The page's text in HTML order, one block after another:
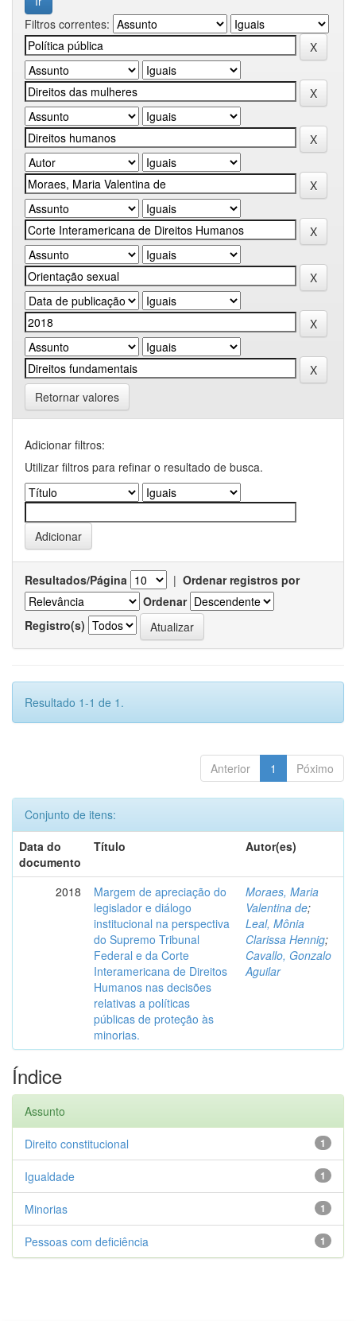
Filtros correntes:
Retornar valores
Adicionar filtros:
Utilizar filtros para refinar o resultado de busca.
Resultados/Página | Ordenar registros por
Ordenar
Registro(s)
Resultado 1-1 de 1.
Anterior 1 Póximo
Conjunto de itens:
Data do
documento
Título Autor(es)
2018
Margem de apreciação do
legislador e diálogo
institucional na perspectiva
do Supremo Tribunal
Federal e da Corte
Interamericana de Direitos
Humanos nas decisões
relativas a políticas
públicas de proteção às
minorias.
Moraes, Maria
Valentina de;
Leal, Mônia
Clarissa Hennig;
Cavallo, Gonzalo
Aguilar
Índice
Assunto
1
Direito constitucional
1
Igualdade
1
Minorias
1
Pessoas com deficiência